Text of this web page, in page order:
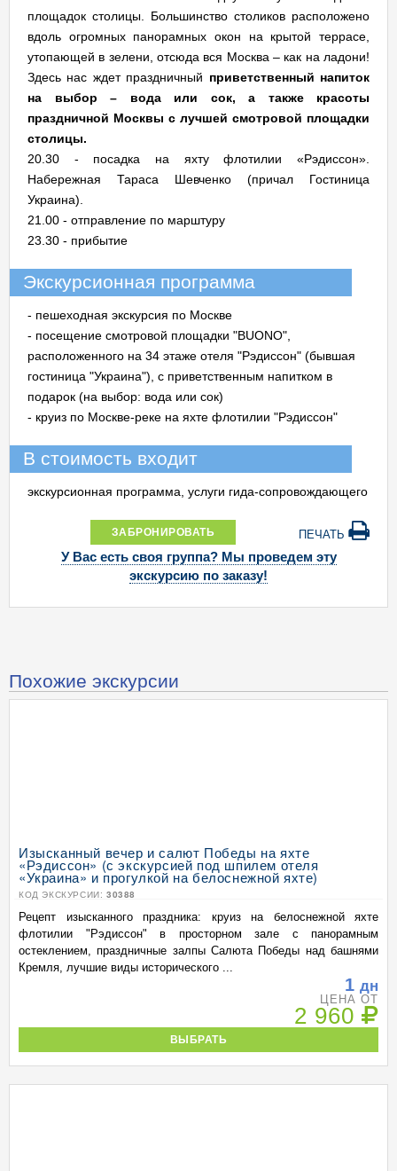
площадок столицы. Большинство столиков расположено
вдоль огромных панорамных окон на крытой террасе,
утопающей в зелени, отсюда вся Москва – как на ладони!
Здесь нас ждет праздничный приветственный напиток
на выбор – вода или сок, а также красоты
праздничной Москвы с лучшей смотровой площадки
столицы.
20.30 - посадка на яхту флотилии «Рэдиссон».
Набережная Тараса Шевченко (причал Гостиница
Украина).
21.00 - отправление по марштуру
23.30 - прибытие
Экскурсионная программа
- пешеходная экскурсия по Москве
- посещение смотровой площадки "BUONO",
расположенного на 34 этаже отеля "Рэдиссон" (бывшая
гостиница "Украина"), с приветственным напитком в
подарок (на выбор: вода или сок)
- круиз по Москве-реке на яхте флотилии "Рэдиссон"
В стоимость входит
экскурсионная программа, услуги гида-сопровождающего
ЗАБРОНИРОВАТЬ ПЕЧАТЬ
У Вас есть своя группа? Мы проведем эту
экскурсию по заказу!
Похожие экскурсии
Изысканный вечер и салют Победы на яхте
«Рэдиссон» (с экскурсией под шпилем отеля
«Украина» и прогулкой на белоснежной яхте)
КОД ЭКСКУРСИИ: 30388
Рецепт изысканного праздника: круиз на белоснежной яхте
флотилии "Рэдиссон" в просторном зале с панорамным
остеклением, праздничные залпы Салюта Победы над башнями
Кремля, лучшие виды исторического ...
1 дн
ЦЕНА ОТ
2 960
ВЫБРАТЬ